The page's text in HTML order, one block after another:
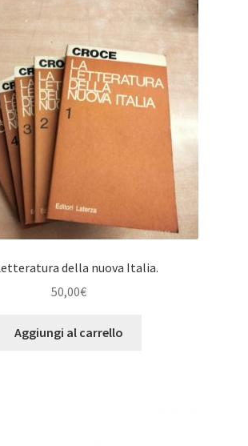
della nuova Italia.
50,00€
Aggiungi al carrello